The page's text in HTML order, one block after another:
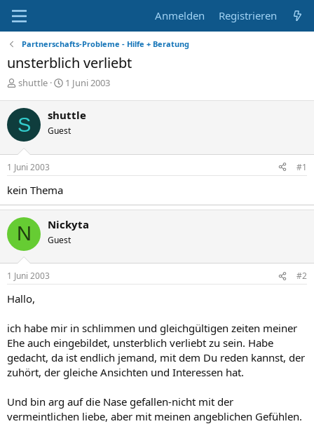
Anmelden Registrieren
Partnerschafts-Probleme - Hilfe + Beratung
unsterblich verliebt
E
s
t
e
l
l
e
shuttle
E
t
e
l
1 Juni 2003
S shuttle
Guest
1 Juni 2003 #1
kein Thema
N Nickyta
Guest
1 Juni 2003 #2
Hallo,
ich habe mir in schlimmen und gleichgültigen zeiten meiner
Ehe auch eingebildet, unsterblich verliebt zu sein. Habe
gedacht, da ist endlich jemand, mit dem Du reden kannst, der
zuhört, der gleiche Ansichten und Interessen hat.
Und bin arg auf die Nase gefallen-nicht mit der
vermeintlichen liebe, aber mit meinen angeblichen Gefühlen.